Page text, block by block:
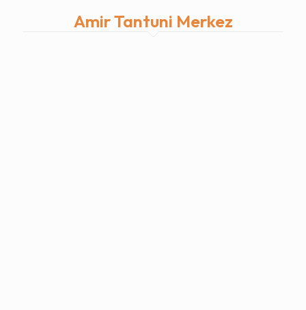
Amir Tantuni Merkez